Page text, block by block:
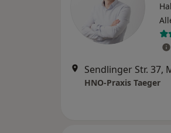
Sendlinger Str. 37,
HNO-Praxis Taeger